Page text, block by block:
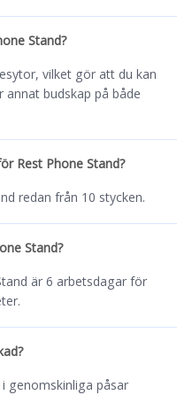
Stand?
vilket gör att du kan
budskap på både
Rest Phone Stand?
redan från 10 stycken.
Stand?
är 6 arbetsdagar för
genomskinliga påsar